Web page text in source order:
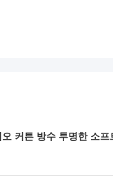
커튼 방수 투명한 소